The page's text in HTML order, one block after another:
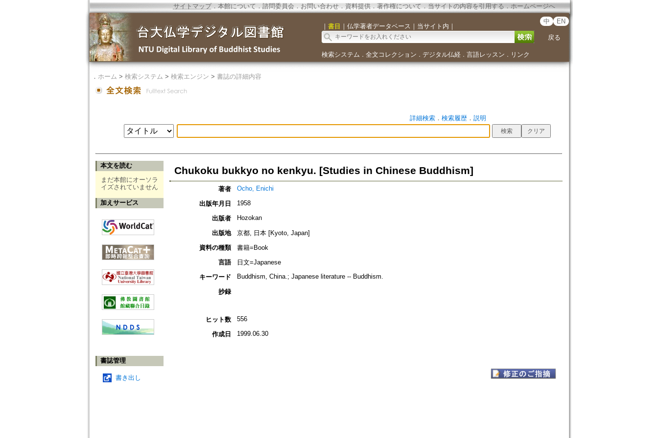
サイトマップ．本館について ． 諮問委員会． お問い合わせ． 資料提供． 著作権について．当サイトの内容を引用する ． ホームページへ
｜ 書目 ｜ 仏学著者データベース ｜ 当サイト内 ｜
中 EN
戻る
検索システム ． 全文コレクション ． デジタル仏経． 言語レッスン ． リンク
． ホーム > 検索システム > 検索エンジン > 書誌の詳細内容
詳細検索． 検索履歴． 説明
本文を読む
まだ本館にオーソラ
イズされていません
加えサービス
書誌管理
書き出し
Chukoku bukkyo no kenkyu. [Studies in Chinese Buddhism]
著者 Ocho, Enichi
出版年月日 1958
出版者 Hozokan
出版地
京都, 日本 [Kyoto, Japan]
資料の種類
書籍=Book
言語
日文=Japanese
キーワード
Buddhism, China.; Japanese literature -- Buddhism.
抄録
ヒット数 556
作成日 1999.06.30